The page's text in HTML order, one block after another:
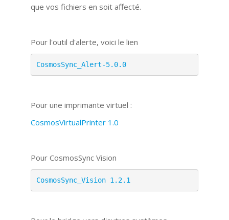
que vos fichiers en soit affecté.
Pour l'outil d'alerte, voici le lien
CosmosSync_Alert-5.0.0
Pour une imprimante virtuel :
CosmosVirtualPrinter 1.0
Pour CosmosSync Vision
CosmosSync_Vision 1.2.1